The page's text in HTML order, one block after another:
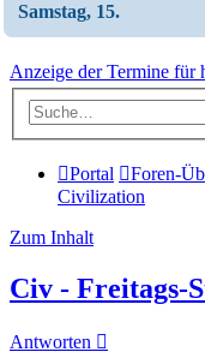
Samstag, 15.
Anzeige der Termine für
Portal Foren-
Civilization
Zum Inhalt
Civ - Freitags-
Antworten